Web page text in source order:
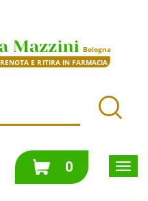
0prodotti
inseriti